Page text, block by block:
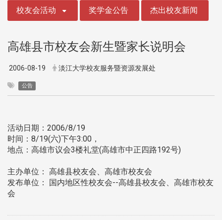
校友会活动 奖学金公告 杰出校友新闻
高雄县市校友会新生暨家长说明会
2006-08-19 淡江大学校友服务暨资源发展处
公告
活动日期：2006/8/19
时间：8/19(六)下午3:00，
地点：高雄市议会3楼礼堂(高雄市中正四路192号)
主办单位： 高雄县校友会、高雄市校友会
发布单位： 国内地区性校友会--高雄县校友会、高雄市校友
会